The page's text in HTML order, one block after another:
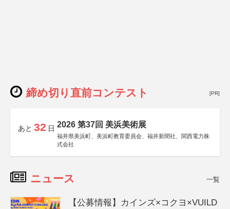
締め切り直前コンテスト [PR]
あと 32 日 2026 第37回 美浜美術展
福井県美浜町、美浜町教育委員会、福井新聞社、関西電力株
式会社
ニュース 一覧
【公募情報】カインズ×コクヨ×VUILD